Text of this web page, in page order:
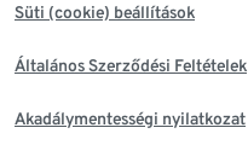
Süti (cookie) beállítások
Általános Szerződési Feltételek
Akadálymentességi nyilatkozat